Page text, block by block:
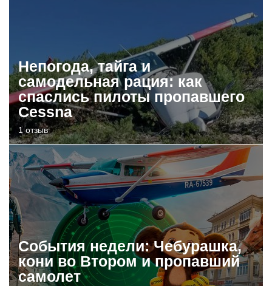
Непогода, тайга и
самодельная рация: как
спаслись пилоты пропавшего
Cessna
1 отзыв
События недели: Чебурашка,
кони во Втором и пропавший
самолет